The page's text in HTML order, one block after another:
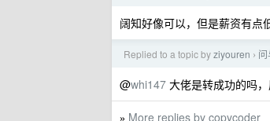
阔知好像可以，但是薪资有点
Replied to a topic byziyouren ›
@whi147 大佬是转成功的吗
» More replies by copycoder